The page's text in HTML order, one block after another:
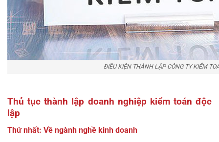
ĐIỀU KIỆN THÀNH LẬP CÔNG TY KIỂM
Thủ tục thành lập doanh nghiệp kiểm toán độc
lập
Thứ nhất: Về ngành nghề kinh doanh